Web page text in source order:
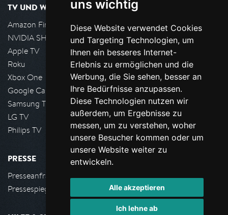
uns wichtig
Diese Website verwendet Cookies
und Targeting Technologien, um
Ihnen ein besseres Internet-
Erlebnis zu ermöglichen und die
Werbung, die Sie sehen, besser an
Ihre Bedürfnisse anzupassen.
Diese Technologien nutzen wir
außerdem, um Ergebnisse zu
messen, um zu verstehen, woher
unsere Besucher kommen oder um
unsere Website weiter zu
entwickeln.
Alle akzeptieren
Ich lehne ab
TV UND WOHNZIMMER
Amazon FireTV
NVIDIA SHIELD, Google TV
Apple TV
Roku
Xbox One
Google Cast
Samsung TV
LG TV
Philips TV
PRESSE
Presseanfrage stellen
Pressespiegel